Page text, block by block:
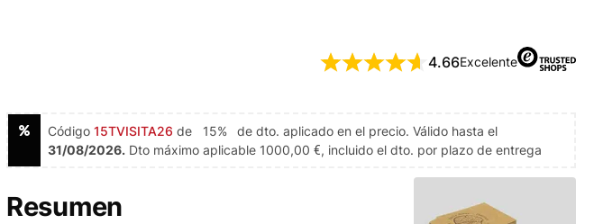
4.66Excelente
Código 15TVISITA26 de 15%
de dto. aplicado en el precio. Válido hasta el
31/08/2026. Dto máximo aplicable 1000,00 €, incluido el dto. por plazo de entrega
Resumen